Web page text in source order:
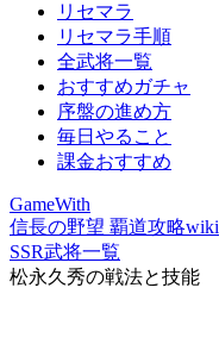
リセマラ
リセマラ手順
全武将一覧
おすすめガチャ
序盤の進め方
毎日やること
課金おすすめ
GameWith
信長の野望 覇道攻略wiki
SSR武将一覧
松永久秀の戦法と技能